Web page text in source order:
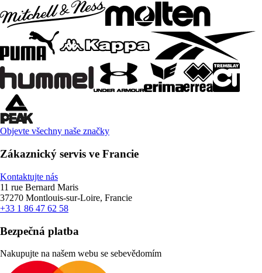
Objevte všechny naše značky
Zákaznický servis ve Francie
Kontaktujte nás
11 rue Bernard Maris
37270 Montlouis-sur-Loire, Francie
+33 1 86 47 62 58
Bezpečná platba
Nakupujte na našem webu se sebevědomím